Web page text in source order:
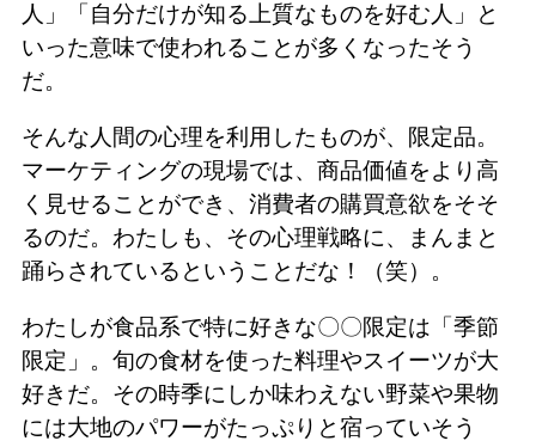
人」「自分だけが知る上質なものを好む人」と
いった意味で使われることが多くなったそう
だ。
そんな人間の心理を利用したものが、限定品。
マーケティングの現場では、商品価値をより高
く見せることができ、消費者の購買意欲をそそ
るのだ。わたしも、その心理戦略に、まんまと
踊らされているということだな！（笑）。
わたしが食品系で特に好きな〇〇限定は「季節
限定」。旬の食材を使った料理やスイーツが大
好きだ。その時季にしか味わえない野菜や果物
には大地のパワーがたっぷりと宿っていそう